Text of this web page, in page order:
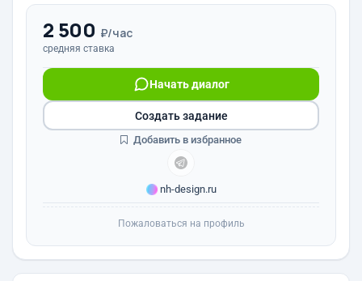
2 500 ₽/час
средняя ставка
Начать диалог
nh-design.ru
Создать задание
Добавить в избранное
Пожаловаться на профиль